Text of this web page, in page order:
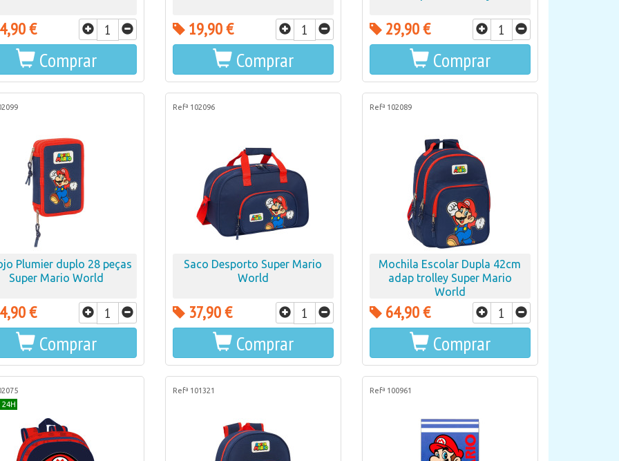
€
Comprar
19,90 €
Comprar
29,90 €
Comprar
Plumier duplo 28 peças
Super Mario World
€
Comprar
Refª 102096
Saco Desporto Super Mario
World
37,90 €
Comprar
Refª 102089
Mochila Escolar Dupla 42cm
adap trolley Super Mario
World
64,90 €
Comprar
24H
Refª 101321 Refª 100961